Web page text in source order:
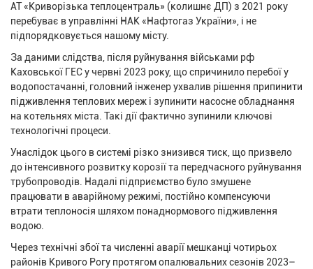
АТ «Криворізька теплоцентраль» (колишнє ДП) з 2021 року
перебуває в управлінні НАК «Нафтогаз України», і не
підпорядковується нашому місту.
За даними слідства, після руйнування військами рф
Каховської ГЕС у червні 2023 року, що спричинило перебої у
водопостачанні, головний інженер ухвалив рішення припинити
підживлення теплових мереж і зупинити насосне обладнання
на котельнях міста. Такі дії фактично зупинили ключові
технологічні процеси.
Унаслідок цього в системі різко знизився тиск, що призвело
до інтенсивного розвитку корозії та передчасного руйнування
трубопроводів. Надалі підприємство було змушене
працювати в аварійному режимі, постійно компенсуючи
втрати теплоносія шляхом понаднормового підживлення
водою.
Через технічні збої та численні аварії мешканці чотирьох
районів Кривого Рогу протягом опалювальних сезонів 2023–